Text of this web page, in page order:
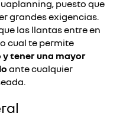
puesto que
grandes exigencias.
las llantas entre en
cual te permite
tener una mayor
ante cualquier